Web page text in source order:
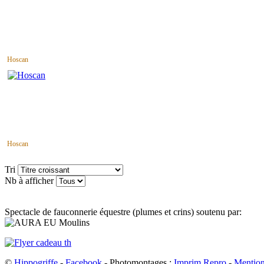
Hoscan
Hoscan
Tri
Nb à afficher
Spectacle de fauconnerie équestre (plumes et crins) soutenu par: